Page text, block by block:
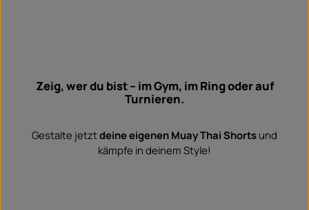
Zeig, wer du bist – im Gym, im Ring oder auf
Turnieren.
Gestalte jetztdeine eigenen Muay Thai Shorts und
kämpfe in deinem Style!